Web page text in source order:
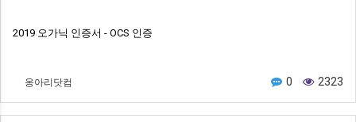
2019 오가닉 인증서 - OCS 인증
옹아리닷컴 0 2323